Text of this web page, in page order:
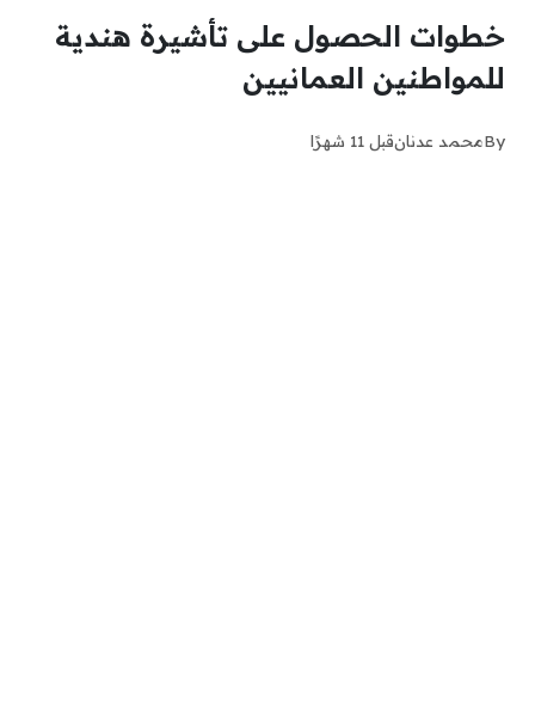
خطوات الحصول على تأشيرة هندية
للمواطنين العمانيين
Byمحمد عدنانقبل 11 شهرًا